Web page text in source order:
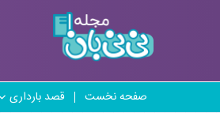
صفحه نخست قصد بارداری